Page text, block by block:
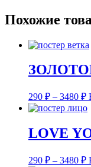
Похожие
290 ₽ – 3480 ₽
LOVE
290 ₽ – 3480 ₽